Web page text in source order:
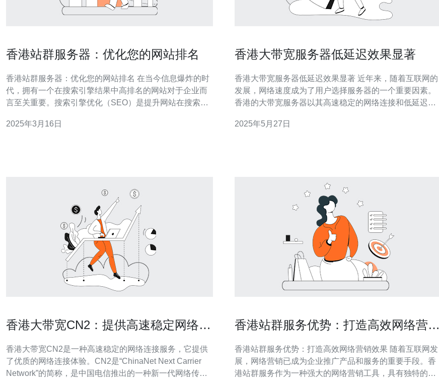
香港站群服务器：优化您的网站排名
香港站群服务器：优化您的网站排名 在当今信息爆炸的时
代，拥有一个在搜索引擎结果中高排名的网站对于企业而
言至关重要。搜索引擎优化（SEO）是提升网站在搜索引
的绝佳选择。 香港站群服务器是一种网络服务器，它允许
2025年3月16日
香港大带宽服务器低延迟效果显著
香港大带宽服务器低延迟效果显著 近年来，随着互联网的
发展，网络速度成为了用户选择服务器的一个重要因素。
香港的大带宽服务器以其高速稳定的网络连接和低延迟的
接收端所需的时间。低延迟意味着数据传输速度快，用户
2025年5月27日
香港大带宽CN2：提供高速稳定网络连
香港大带宽CN2是一种高速稳定的网络连接服务，它提供
了优质的网络连接体验。CN2是“ChinaNet Next Carrier
Network”的简称，是中国电信推出的一种新一代网络传输
香港站群服务优势：打造高效网络营销
香港站群服务优势：打造高效网络营销效果 随着互联网发
展，网络营销已成为企业推广产品和服务的重要手段。香
港站群服务作为一种强大的网络营销工具，具有独特的优